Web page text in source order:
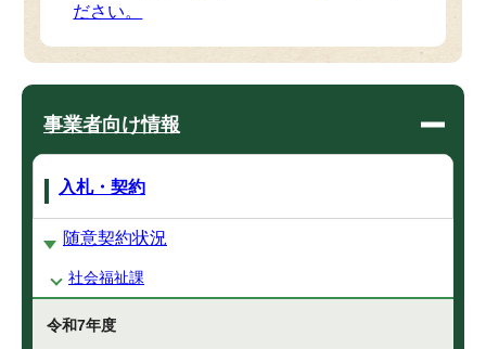
ださい。
事業者向け情報
入札・契約
随意契約状況
社会福祉課
令和7年度